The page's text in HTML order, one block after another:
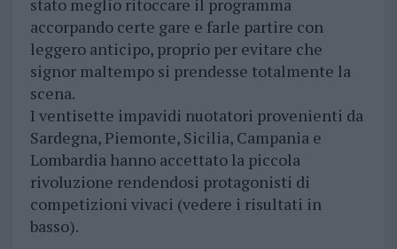
stato meglio ritoccare il programma
accorpando certe gare e farle partire con
leggero anticipo, proprio per evitare che
signor maltempo si prendesse totalmente la
scena.
I ventisette impavidi nuotatori provenienti da
Sardegna, Piemonte, Sicilia, Campania e
Lombardia hanno accettato la piccola
rivoluzione rendendosi protagonisti di
competizioni vivaci (vedere i risultati in
basso).